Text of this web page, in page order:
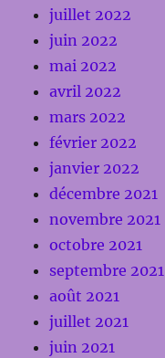
juillet 2022
juin 2022
mai 2022
avril 2022
mars 2022
février 2022
janvier 2022
décembre 2021
novembre 2021
octobre 2021
septembre 2021
août 2021
juillet 2021
juin 2021